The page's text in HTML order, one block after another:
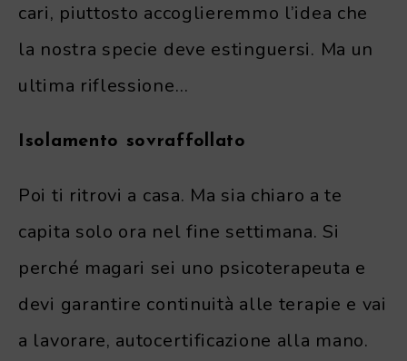
cari, piuttosto accoglieremmo l’idea che
la nostra specie deve estinguersi. Ma un
ultima riflessione…
Isolamento sovraffollato
Poi ti ritrovi a casa. Ma sia chiaro a te
capita solo ora nel fine settimana. Si
perché magari sei uno psicoterapeuta e
devi garantire continuità alle terapie e vai
a lavorare, autocertificazione alla mano.